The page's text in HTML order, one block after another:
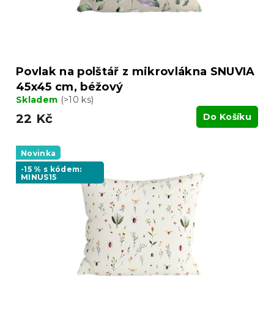
Povlak na polštář z mikrovlákna SNUVIA
45x45 cm, béžový
Skladem (>10 ks)
22 Kč Do Košíku
Novinka
-15 % s kódem:
MINUS15